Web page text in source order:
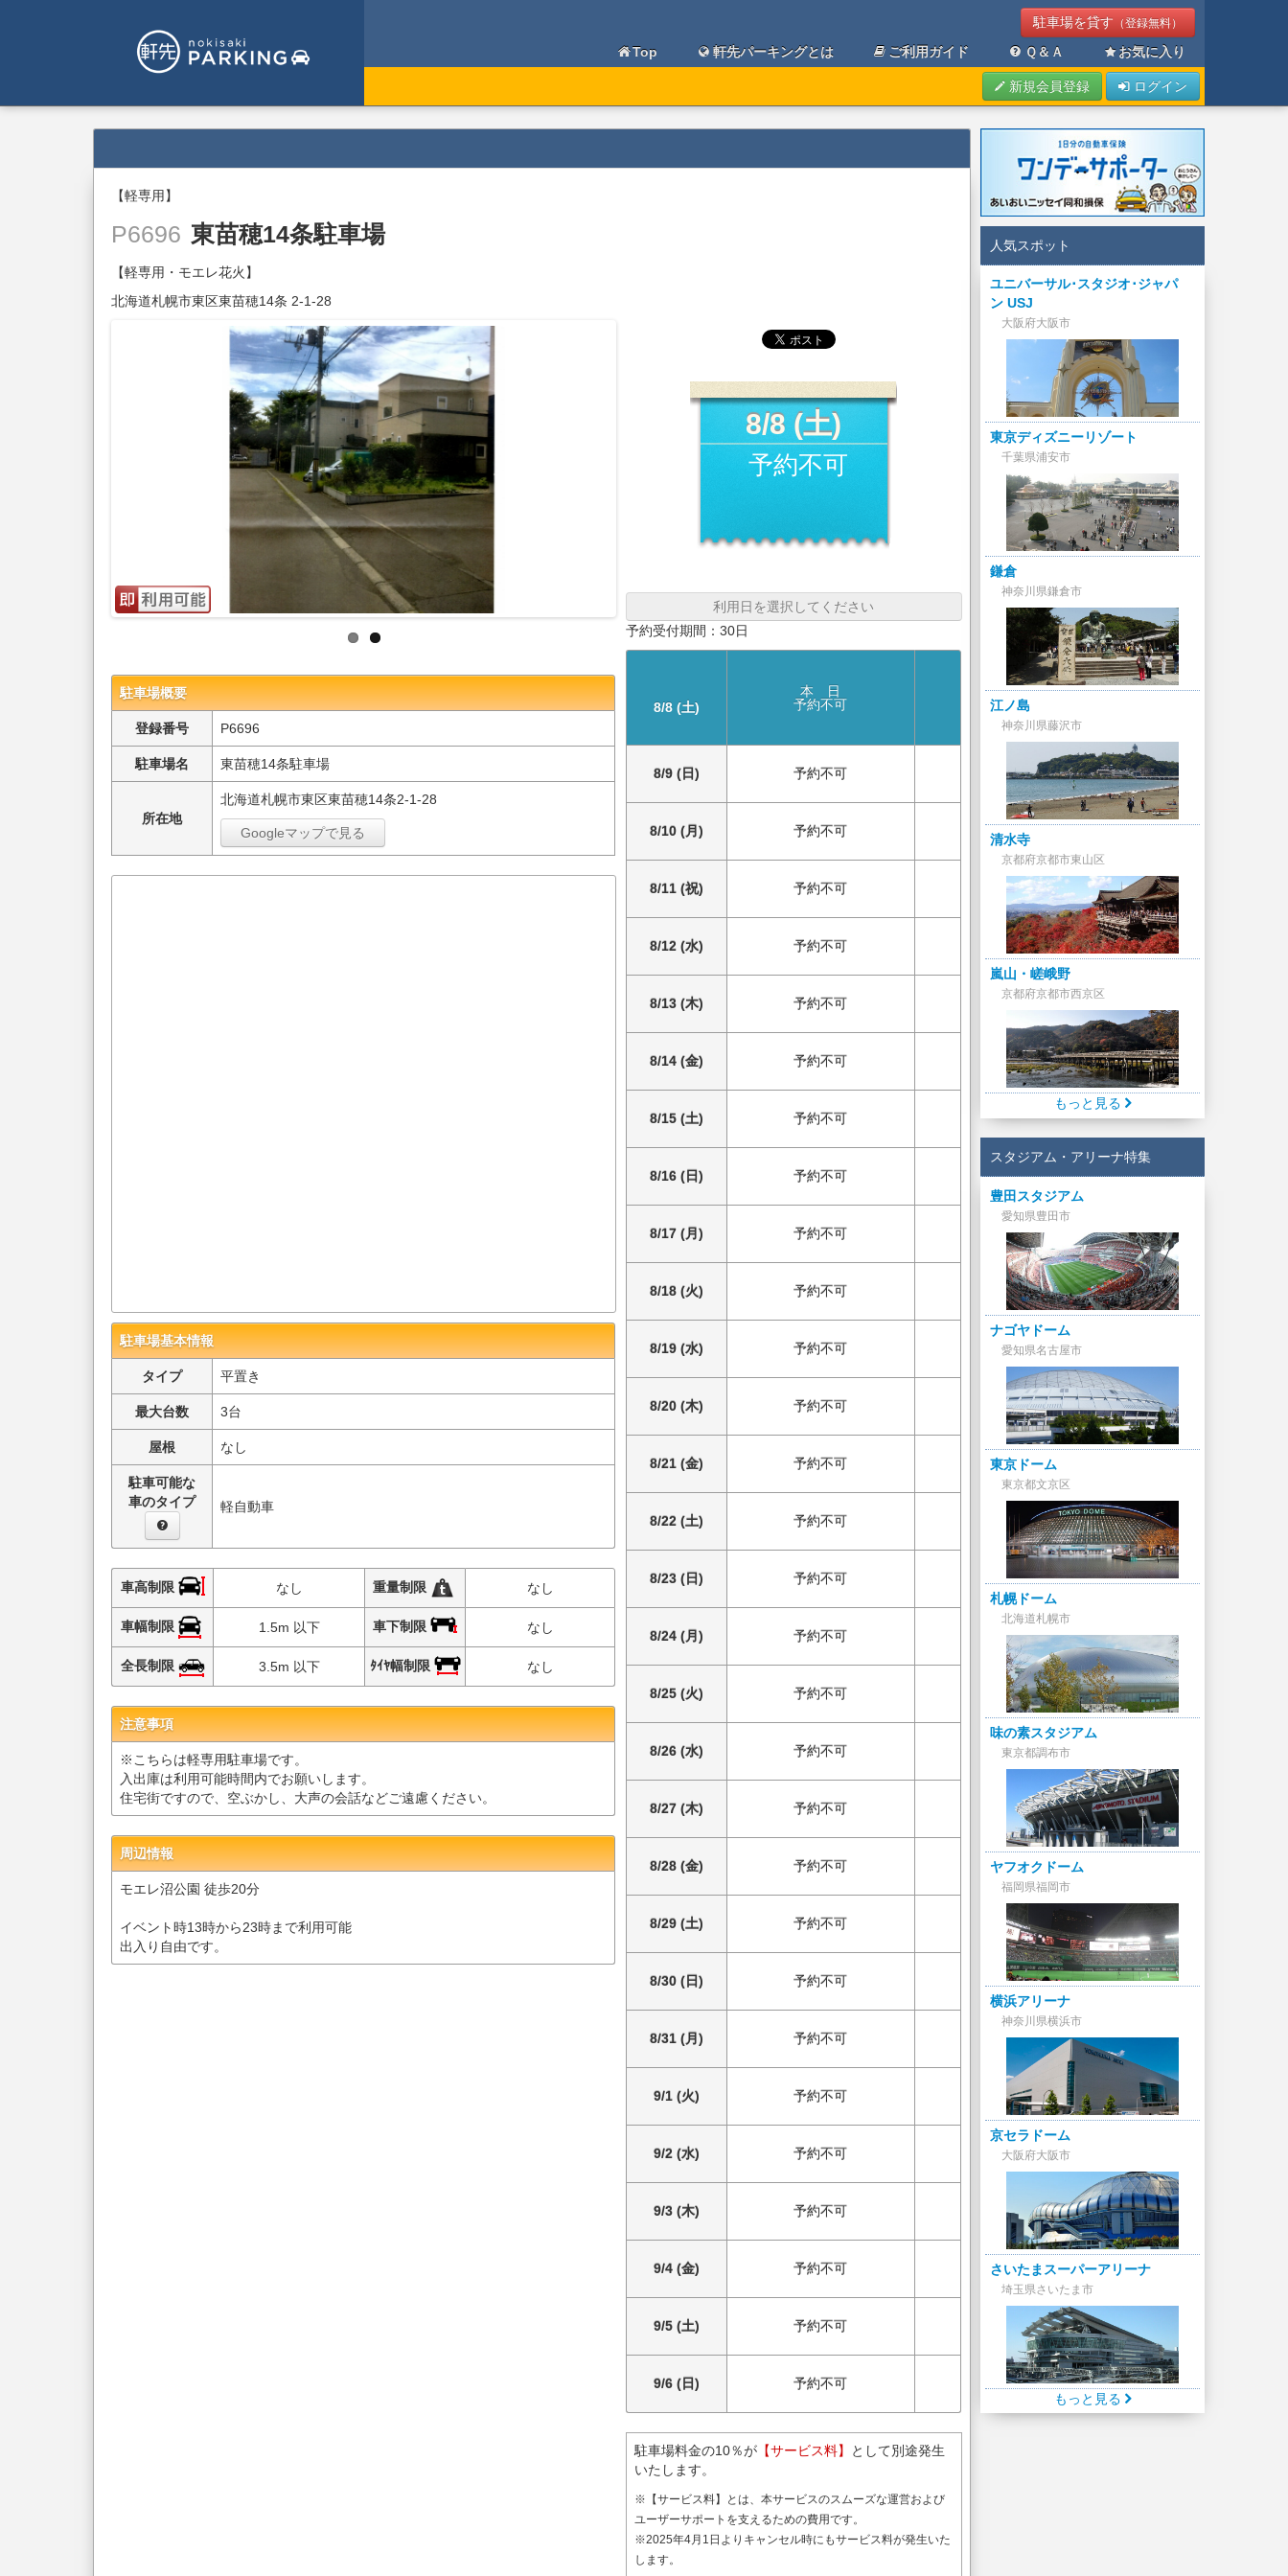
駐車場を貸す （登録無料）
Top 軒先パーキングとは ご利用ガイド Ｑ＆Ａ お気に入り
新規会員登録 ログイン
【軽専用】
P6696 東苗穂14条駐車場
【軽専用・モエレ花火】
北海道札幌市東区東苗穂14条 2-1-28
駐車場概要
登録番号 P6696
駐車場名 東苗穂14条駐車場
所在地
北海道札幌市東区東苗穂14条2-1-28
Googleマップで見る
駐車場基本情報
タイプ 平置き
最大台数 3台
屋根 なし
駐車可能な
車のタイプ
軽自動車
車高制限 なし 重量制限 なし
車幅制限 1.5m 以下 車下制限 なし
全長制限 3.5m 以下 ﾀｲﾔ幅制限 なし
注意事項
※こちらは軽専用駐車場です。
入出庫は利用可能時間内でお願いします。
住宅街ですので、空ぶかし、大声の会話などご遠慮ください。
周辺情報
モエレ沼公園 徒歩20分
イベント時13時から23時まで利用可能
出入り自由です。
8/8 (土)
予約不可
利用日を選択してください
予約受付期間：30日
8/8 (土)
本 日
予約不可
8/9 (日) 予約不可
8/10 (月) 予約不可
8/11 (祝) 予約不可
8/12 (水) 予約不可
8/13 (木) 予約不可
8/14 (金) 予約不可
8/15 (土) 予約不可
8/16 (日) 予約不可
8/17 (月) 予約不可
8/18 (火) 予約不可
8/19 (水) 予約不可
8/20 (木) 予約不可
8/21 (金) 予約不可
8/22 (土) 予約不可
8/23 (日) 予約不可
8/24 (月) 予約不可
8/25 (火) 予約不可
8/26 (水) 予約不可
8/27 (木) 予約不可
8/28 (金) 予約不可
8/29 (土) 予約不可
8/30 (日) 予約不可
8/31 (月) 予約不可
9/1 (火) 予約不可
9/2 (水) 予約不可
9/3 (木) 予約不可
9/4 (金) 予約不可
9/5 (土) 予約不可
9/6 (日) 予約不可
駐車場料金の10％が【サービス料】
として別途発生
いたします。
※【サービス料】とは、本サービスのスムーズな運営および
ユーザーサポートを支えるための費用です。
※2025年4月1日よりキャンセル時にもサービス料が発生いた
します。
人気スポット
ユニバーサル･スタジオ･ジャパ
ン USJ
大阪府大阪市
東京ディズニーリゾート
千葉県浦安市
鎌倉
神奈川県鎌倉市
江ノ島
神奈川県藤沢市
清水寺
京都府京都市東山区
嵐山・嵯峨野
京都府京都市西京区
もっと見る
スタジアム・アリーナ特集
豊田スタジアム
愛知県豊田市
ナゴヤドーム
愛知県名古屋市
東京ドーム
東京都文京区
札幌ドーム
北海道札幌市
味の素スタジアム
東京都調布市
ヤフオクドーム
福岡県福岡市
横浜アリーナ
神奈川県横浜市
京セラドーム
大阪府大阪市
さいたまスーパーアリーナ
埼玉県さいたま市
もっと見る